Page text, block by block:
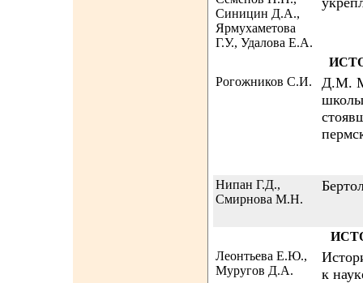
Синицин Д.А.,
Ярмухаметова
Г.У., Удалова Е.А.
Рогожников C.И.
Д.М.
Нипан Г.Д.,
Смирнова М.Н.
Леонтьева Е.Ю.,
Муругов Д.А.
к